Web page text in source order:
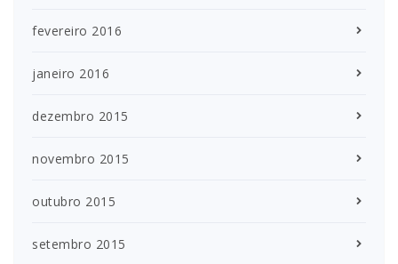
fevereiro 2016
janeiro 2016
dezembro 2015
novembro 2015
outubro 2015
setembro 2015